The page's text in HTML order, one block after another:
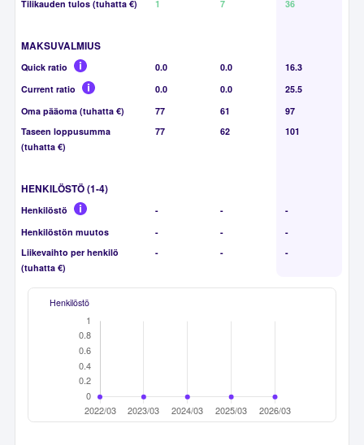
Tilikauden tulos (tuhatta €)
1 7 36
MAKSUVALMIUS
Quick ratio 0.0 0.0
16.3
Current ratio
0.0 0.0
25.5
Oma pääoma (tuhatta €)
77 61
97
Taseen loppusumma
(tuhatta €)
77 62 101
HENKILÖSTÖ (1-4)
Henkilöstö - -
-
Henkilöstön muutos
- -
-
Liikevaihto per henkilö
(tuhatta €)
- - -
Henkilöstö